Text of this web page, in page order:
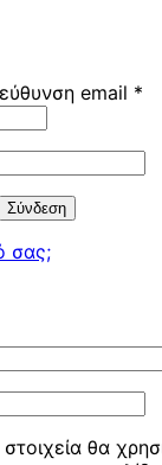
email *
Σύνδεση
σας;
θα